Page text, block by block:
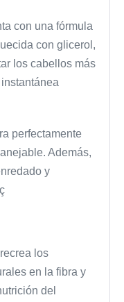
con una fórmula
con glicerol,
los cabellos más
perfectamente
Además,
y
los
en la fibra y
del